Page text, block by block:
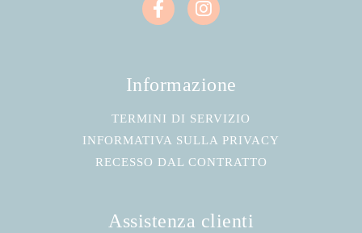
Informazione
TERMINI DI SERVIZIO
INFORMATIVA SULLA PRIVACY
RECESSO DAL CONTRATTO
Assistenza clienti